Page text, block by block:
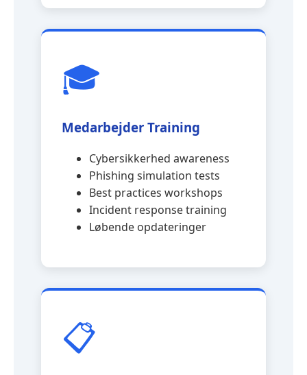
🎓
Medarbejder Training
Cybersikkerhed awareness
Phishing simulation tests
Best practices workshops
Incident response training
Løbende opdateringer
📋